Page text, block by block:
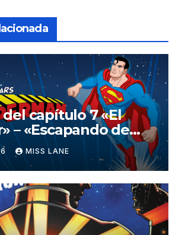
del capítulo 7 «El
– «Escapando de
«Superman»
MISS LANE